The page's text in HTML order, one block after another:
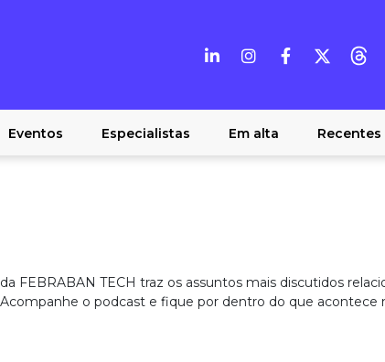
Eventos Especialistas Em alta Recentes
FEBRABAN TECH traz os assuntos mais discutidos
o podcast e fique por dentro do que acontece